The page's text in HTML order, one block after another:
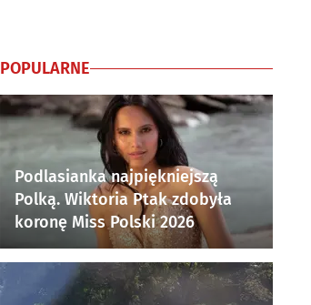
POPULARNE
Podlasianka najpiękniejszą
Polką. Wiktoria Ptak zdobyła
koronę Miss Polski 2026